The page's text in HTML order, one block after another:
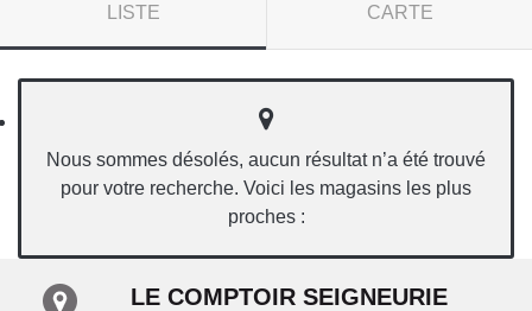
LISTE CARTE
Nous sommes désolés, aucun résultat n’a été trouvé
pour votre recherche. Voici les magasins les plus
proches :
LE COMPTOIR SEIGNEURIE